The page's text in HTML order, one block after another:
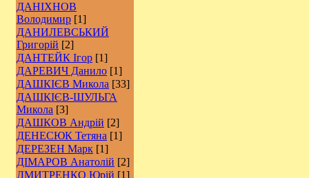
ДАНІХНОВ
Володимир [1]
ДАНИЛЕВСЬКИЙ
Григорій [2]
ДАНТЕЙК Ігор [1]
ДАРЕВИЧ Данило [1]
ДАШКІЄВ Микола [33]
ДАШКІЄВ-ШУЛЬГА
Микола [3]
ДАШКОВ Андрій [2]
ДЕНЕСЮК Тетяна [1]
ДЕРЕЗЕН Марк [1]
ДІМАРОВ Анатолій [2]
ДМИТРЕНКО Юрій [1]